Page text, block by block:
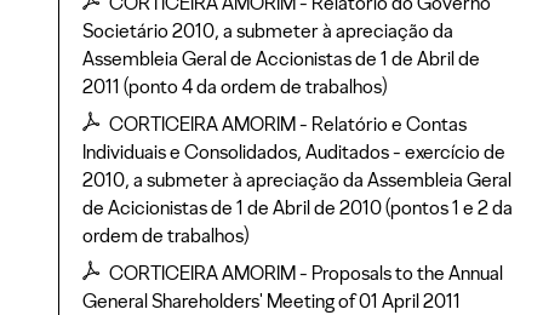
Societário 2010, a submeter à apreciação da
Assembleia Geral de Accionistas de 1 de Abril de
2011 (ponto 4 da ordem de trabalhos)
CORTICEIRA AMORIM - Relatório e Contas
Individuais e Consolidados, Auditados - exercício de
2010, a submeter à apreciação da Assembleia Geral
de Acicionistas de 1 de Abril de 2010 (pontos 1 e 2 da
ordem de trabalhos)
CORTICEIRA AMORIM - Proposals to the Annual
General Shareholders' Meeting of 01 April 2011